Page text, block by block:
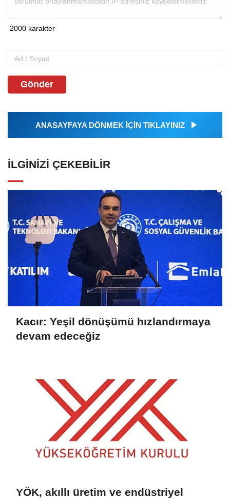
Gönder
ANASAYFAYA DÖNMEK İÇİN TIKLAYINIZ
İLGINIZI ÇEKEBILIR
Kacır: Yeşil dönüşümü hızlandırmaya
devam edeceğiz
YÖK, akıllı üretim ve endüstriyel